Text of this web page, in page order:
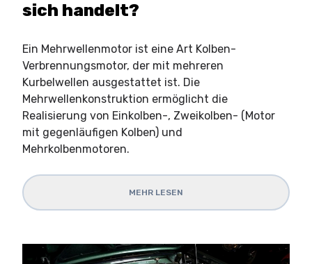
sich handelt?
Ein Mehrwellenmotor ist eine Art Kolben-
Verbrennungsmotor, der mit mehreren
Kurbelwellen ausgestattet ist. Die
Mehrwellenkonstruktion ermöglicht die
Realisierung von Einkolben-, Zweikolben- (Motor
mit gegenläufigen Kolben) und
Mehrkolbenmotoren.
MEHR LESEN